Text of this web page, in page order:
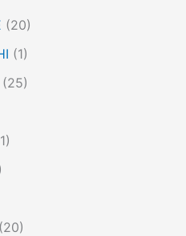
(20)
(1)
(25)
(20)